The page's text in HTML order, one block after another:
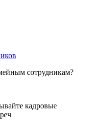
сотрудникам?
кадровые